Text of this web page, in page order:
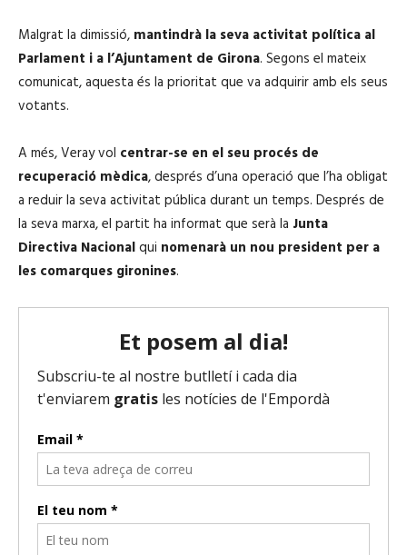
Malgrat la dimissió, mantindrà la seva activitat política al
Parlament i a l’Ajuntament de Girona. Segons el mateix
comunicat, aquesta és la prioritat que va adquirir amb els seus
votants.
A més, Veray vol centrar-se en el seu procés de
recuperació mèdica, després d’una operació que l’ha obligat
a reduir la seva activitat pública durant un temps. Després de
la seva marxa, el partit ha informat que serà la Junta
Directiva Nacionalqui nomenarà un nou president per a
les comarques gironines.